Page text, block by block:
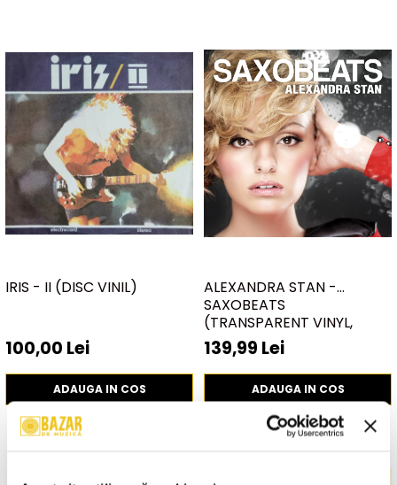
IRIS - II (DISC VINIL)
100,00 Lei
ADAUGA IN COS
ALEXANDRA STAN -
SAXOBEATS
(TRANSPARENT VINYL,
BONUS TRACKS) ) (DISC
VINIL)
139,99 Lei
ADAUGA IN COS